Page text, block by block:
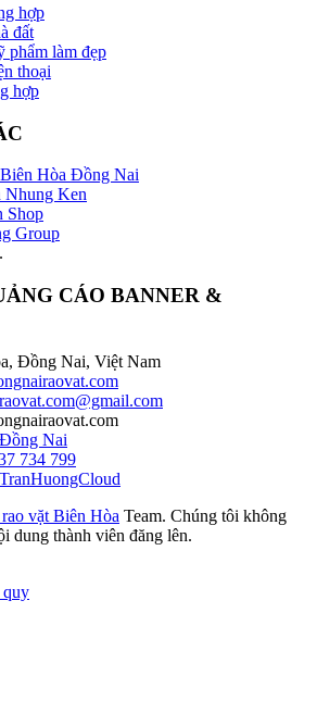
hợp
đất
phẩm làm đẹp
thoại
hợp
Hòa Đồng Nai
Nhung Ken
Shop
Group
CÁO BANNER &
Đồng Nai, Việt Nam
Nai
734 799
vặt Biên Hòa Team. Chúng tôi không
dung thành viên đăng lên.